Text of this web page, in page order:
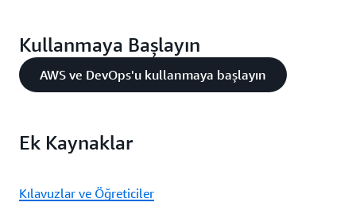
Kullanmaya Başlayın
AWS ve DevOps'u kullanmaya başlayın
Ek Kaynaklar
Kılavuzlar ve Öğreticiler